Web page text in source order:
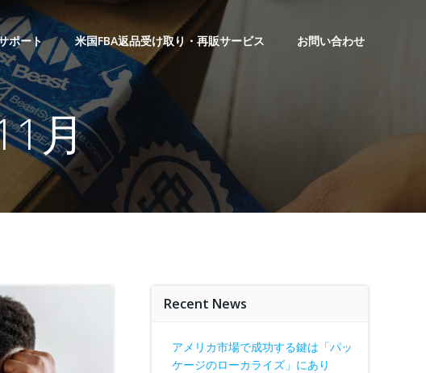
ポート 米国FBA返品受け取り・再販サービス お問い合わせ
月
Recent News
アメリカ市場で成功する鍵は「パッ
ケージのローカライズ」にあり